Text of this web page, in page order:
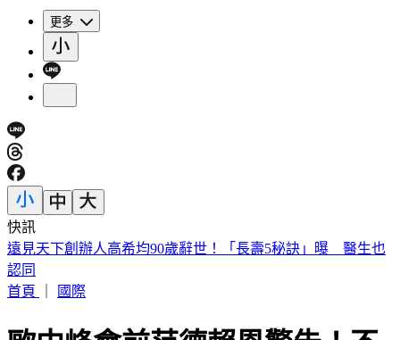
更多
快訊
美股開盤／聯準會升息疑慮意外減緩！標普、那指「雙開高」
首頁
歐中峰會前范德賴恩警告！不